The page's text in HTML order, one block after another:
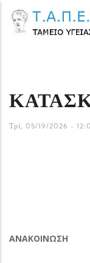
Παράκαμψη
προς
Τρί, 05/19/2026 -
Αρ.
ΑΝΑΚΟΙΝΩΣΗ